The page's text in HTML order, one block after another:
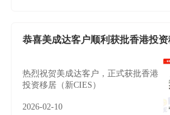
恭喜美成达客户顺利获批香港投资
热烈祝贺美成达客户，正式获批香港
投资移居（新CIES）
2026-02-10